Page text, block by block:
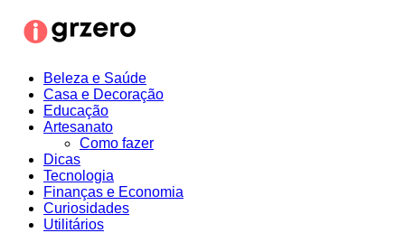
para
Beleza e Saúde
Casa e Decoração
Educação
Artesanato
Como fazer
Dicas
Tecnologia
Finanças e Economia
Curiosidades
Utilitários